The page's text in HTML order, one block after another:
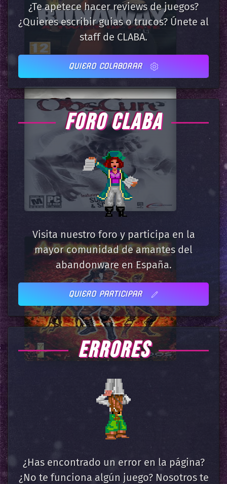
¿Te apetece hacer reviews de juegos?
¿Quieres escribir guias o trucos? Únete al
staff de CLABA.
QUIERO COLABORAR
FORO CLABA
Visita nuestro foro y participa en la
mayor comunidad de amantes del
abandonware en España.
QUIERO PARTICIPAR
ERRORES
¿Has encontrado un error en la página?
¿No te funciona algún juego? Nosotros te